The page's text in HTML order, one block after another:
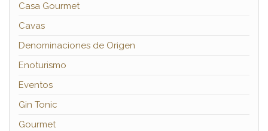
Casa Gourmet
Cavas
Denominaciones de Origen
Enoturismo
Eventos
Gin Tonic
Gourmet